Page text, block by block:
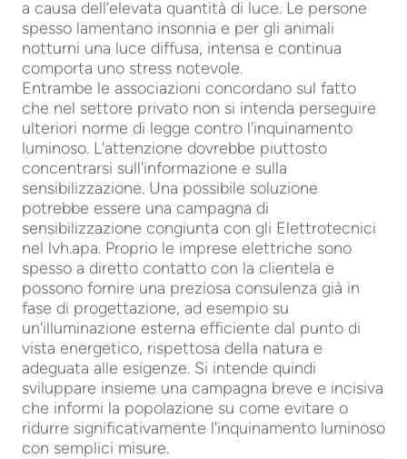
a causa dell’elevata quantità di luce. Le persone
spesso lamentano insonnia e per gli animali
notturni una luce diffusa, intensa e continua
comporta uno stress notevole.
Entrambe le associazioni concordano sul fatto
che nel settore privato non si intenda perseguire
ulteriori norme di legge contro l'inquinamento
luminoso. L'attenzione dovrebbe piuttosto
concentrarsi sull'informazione e sulla
sensibilizzazione. Una possibile soluzione
potrebbe essere una campagna di
sensibilizzazione congiunta con gli Elettrotecnici
nel lvh.apa. Proprio le imprese elettriche sono
spesso a diretto contatto con la clientela e
possono fornire una preziosa consulenza già in
fase di progettazione, ad esempio su
un'illuminazione esterna efficiente dal punto di
vista energetico, rispettosa della natura e
adeguata alle esigenze. Si intende quindi
sviluppare insieme una campagna breve e incisiva
che informi la popolazione su come evitare o
ridurre significativamente l'inquinamento luminoso
con semplici misure.